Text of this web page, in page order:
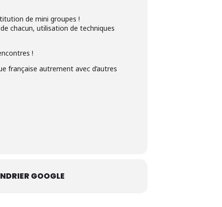
de mini groupes !
chacun, utilisation de techniques
!
française autrement avec d’autres
GOOGLE